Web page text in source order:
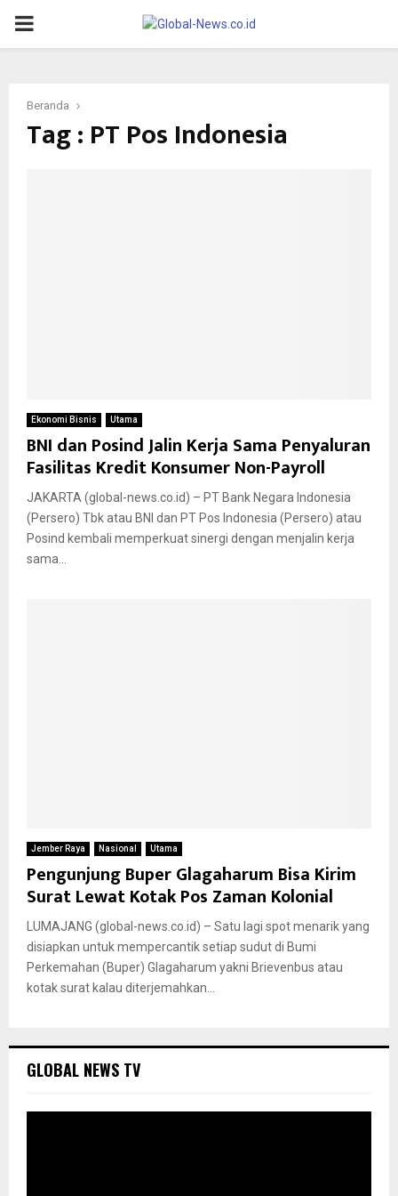
PRIMARY
Beranda
Tag : PT Pos Indonesia
Ekonomi Bisnis Utama
BNI dan Posind Jalin Kerja Sama Penyaluran
Fasilitas Kredit Konsumer Non-Payroll
JAKARTA (global-news.co.id) – PT Bank Negara Indonesia
(Persero) Tbk atau BNI dan PT Pos Indonesia (Persero) atau
Posind kembali memperkuat sinergi dengan menjalin kerja
sama...
Jember Raya Nasional Utama
Pengunjung Buper Glagaharum Bisa Kirim
Surat Lewat Kotak Pos Zaman Kolonial
LUMAJANG (global-news.co.id) – Satu lagi spot menarik yang
disiapkan untuk mempercantik setiap sudut di Bumi
Perkemahan (Buper) Glagaharum yakni Brievenbus atau
kotak surat kalau diterjemahkan...
GLOBAL NEWS TV